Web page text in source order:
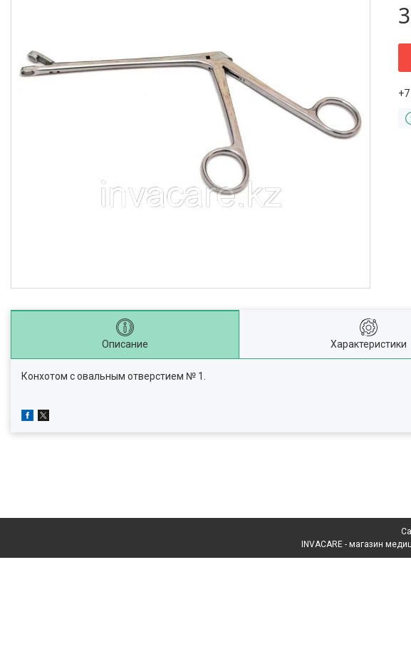
Описание Характеристики
Конхотом с овальным отверстием № 1.